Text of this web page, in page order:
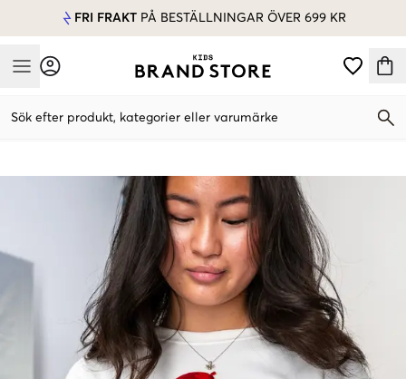
FRI FRAKT PÅ BESTÄLLNINGAR ÖVER 699 KR
Mobile Menu
Sök efter produkt, kategorier eller varumärke